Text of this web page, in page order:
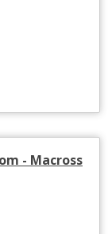
- Macross